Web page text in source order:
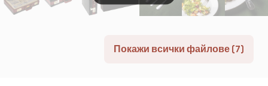
Покажи всички файлове (7)